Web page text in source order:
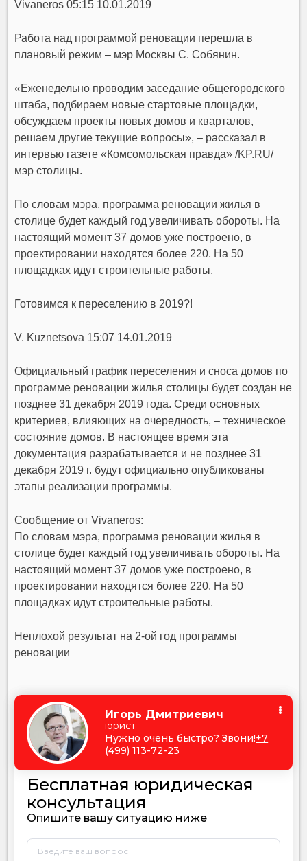
Vivaneros 05:15 10.01.2019
Работа над программой реновации перешла в
плановый режим – мэр Москвы С. Собянин.
«Еженедельно проводим заседание общегородского
штаба, подбираем новые стартовые площадки,
обсуждаем проекты новых домов и кварталов,
решаем другие текущие вопросы», – рассказал в
интервью газете «Комсомольская правда» /KP.RU/
мэр столицы.
По словам мэра, программа реновации жилья в
столице будет каждый год увеличивать обороты. На
настоящий момент 37 домов уже построено, в
проектировании находятся более 220. На 50
площадках идут строительные работы.
Готовимся к переселению в 2019?!
V. Kuznetsova 15:07 14.01.2019
Официальный график переселения и сноса домов по
программе реновации жилья столицы будет создан не
позднее 31 декабря 2019 года. Среди основных
критериев, влияющих на очередность, – техническое
состояние домов. В настоящее время эта
документация разрабатывается и не позднее 31
декабря 2019 г. будут официально опубликованы
этапы реализации программы.
Сообщение от Vivaneros:
По словам мэра, программа реновации жилья в
столице будет каждый год увеличивать обороты. На
настоящий момент 37 домов уже построено, в
проектировании находятся более 220. На 50
площадках идут строительные работы.
Неплохой результат на 2-ой год программы
реновации